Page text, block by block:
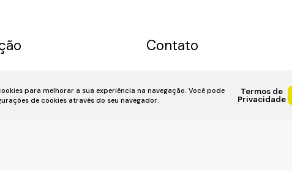
para melhorar a sua experiência na navegação. Você pode
de cookies através do seu navegador.
Termos de
Privacidade
ImóvelFinanciamento
Contato
(11) 4492-
7939fivehouse.imoveis@gmail.com